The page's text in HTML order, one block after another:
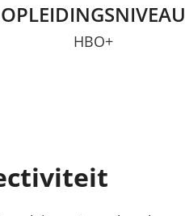
OPLEIDINGSNIVEAU
HBO+